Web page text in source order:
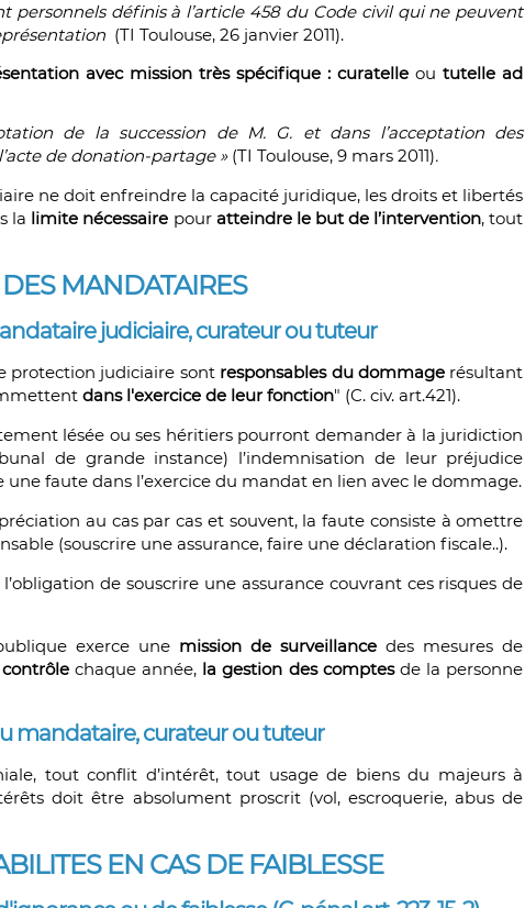
personnels définis à l’article 458 du Code civil qui ne peuvent
(TI Toulouse, 26 janvier 2011).
avec mission très spécifique : curatelleou tutelle ad
de la succession de M. G. et dans l’acceptation des
de donation-partage »(TI Toulouse, 9 mars 2011).
ne doit enfreindre la capacité juridique, les droits et libertés
la limite nécessaire pour atteindre le but de l’intervention, tout
MANDATAIRES
judiciaire, curateur ou tuteur
protection judiciaire sont responsables du dommagerésultant
dans l'exercice de leur fonction" (C. civ. art.421).
lésée ou ses héritiers pourront demander à la juridiction
de grande instance) l’indemnisation de leur préjudice
faute dans l’exercice du mandat en lien avec le dommage.
au cas par cas et souvent, la faute consiste à omettre
(souscrire une assurance, faire une déclaration fiscale..).
de souscrire une assurance couvrant ces risques de
exerce une mission de surveillance des mesures de
contrôlechaque année, la gestion des comptesde la personne
mandataire, curateur ou tuteur
tout conflit d’intérêt, tout usage de biens du majeurs à
doit être absolument proscrit (vol, escroquerie, abus de
EN CAS DE FAIBLESSE